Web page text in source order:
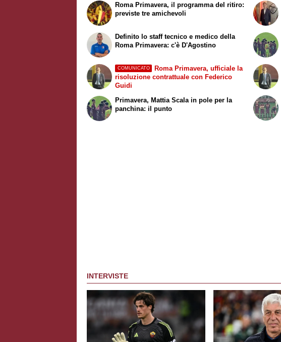
Roma Primavera, il programma del ritiro:
previste tre amichevoli
Definito lo staff tecnico e medico della
Roma Primavera: c'è D'Agostino
COMUNICATO
Roma Primavera, ufficiale la
risoluzione contrattuale con Federico
Guidi
Primavera, Mattia Scala in pole per la
panchina: il punto
INTERVISTE